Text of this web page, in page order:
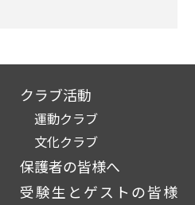
クラブ活動
運動クラブ
文化クラブ
保護者の皆様へ
受験生とゲストの皆様